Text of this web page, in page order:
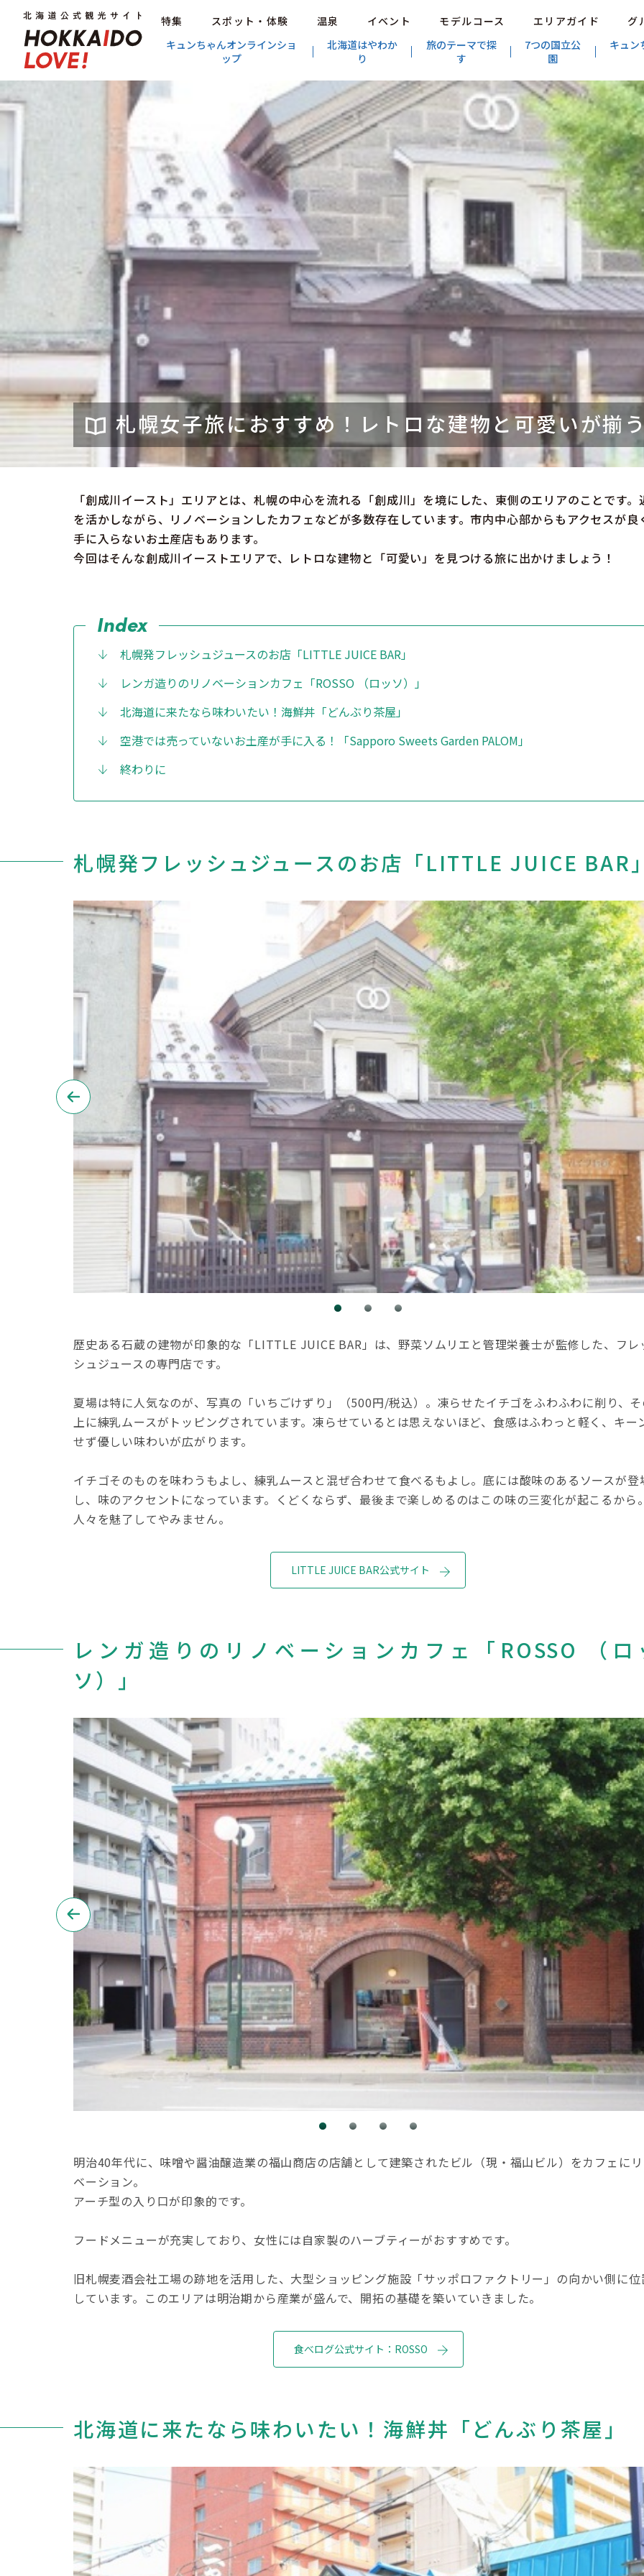
特集 スポット・体験 温泉 イベント モデルコース エリアガイド
グ
キュンちゃんオンラインショ
ップ
北海道はやわか
り
旅のテーマで探
す
7つの国立公
園
キュン
札幌女子旅におすすめ！レトロな建物と可愛いが揃
「創成川イースト」エリアとは、札幌の中心を流れる「創成川」を境にした、東側のエリアのことです
を活かしながら、リノベーションしたカフェなどが多数存在しています。市内中心部からもアクセスが
手に入らないお土産店もあります。
今回はそんな創成川イーストエリアで、レトロな建物と「可愛い」を見つける旅に出かけましょう！
札幌発フレッシュジュースのお店「LITTLE JUICE BAR」
レンガ造りのリノベーションカフェ「ROSSO （ロッソ）」
北海道に来たなら味わいたい！海鮮丼「どんぶり茶屋」
空港では売っていないお土産が手に入る！「Sapporo Sweets Garden PALOM」
終わりに
札幌発フレッシュジュースのお店「LITTLE JUICE BAR
歴史ある石蔵の建物が印象的な「LITTLE JUICE BAR」は、野菜ソムリエと管理栄養士が監修した、フレ
シュジュースの専門店です。
夏場は特に人気なのが、写真の「いちごけずり」（500円/税込）。凍らせたイチゴをふわふわに削り、
上に練乳ムースがトッピングされています。凍らせているとは思えないほど、食感はふわっと軽く、キー
せず優しい味わいが広がります。
イチゴそのものを味わうもよし、練乳ムースと混ぜ合わせて食べるもよし。底には酸味のあるソースが登
し、味のアクセントになっています。くどくならず、最後まで楽しめるのはこの味の三変化が起こるから
人々を魅了してやみません。
LITTLE JUICE BAR公式サイト
レンガ造りのリノベーションカフェ「ROSSO （ロ
ソ）」
明治40年代に、味噌や醤油醸造業の福山商店の店舗として建築されたビル（現・福山ビル）をカフェに
ベーション。
アーチ型の入り口が印象的です。
フードメニューが充実しており、女性には自家製のハーブティーがおすすめです。
旧札幌麦酒会社工場の跡地を活用した、大型ショッピング施設「サッポロファクトリー」の向かい側に位
しています。このエリアは明治期から産業が盛んで、開拓の基礎を築いていきました。
食べログ公式サイト：ROSSO
北海道に来たなら味わいたい！海鮮丼「どんぶり茶屋」